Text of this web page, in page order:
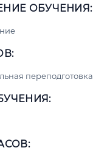
ОБУЧЕНИЯ:
переподготовка